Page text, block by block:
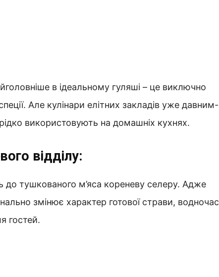
в ідеальному гуляші – це виключно
Але кулінари елітних закладів уже давним-
використовують на домашніх кухнях.
відділу:
до тушкованого м’яса кореневу селеру. Адже
змінює характер готової страви, водночас
гостей.